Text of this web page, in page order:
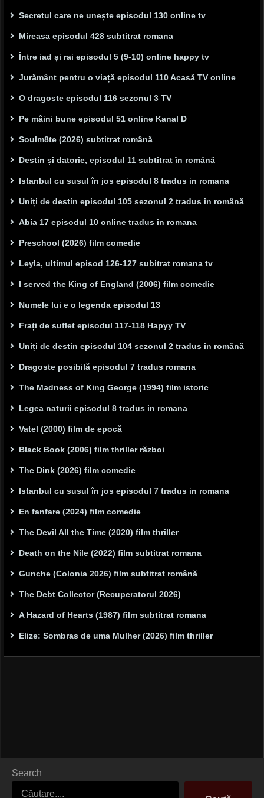
Secretul care ne unește episodul 130 online tv
Mireasa episodul 428 subtitrat romana
Între iad și rai episodul 5 (9-10) online happy tv
Jurământ pentru o viață episodul 110 Acasă TV online
O dragoste episodul 116 sezonul 3 TV
Pe mâini bune episodul 51 online Kanal D
Soulm8te (2026) subtitrat română
Destin și datorie, episodul 11 subtitrat în română
Istanbul cu susul în jos episodul 8 tradus in romana
Uniți de destin episodul 105 sezonul 2 tradus in română
Abia 17 episodul 10 online tradus in romana
Preschool (2026) film comedie
Leyla, ultimul episod 126-127 subitrat romana tv
I served the King of England (2006) film comedie
Numele lui e o legenda episodul 13
Frați de suflet episodul 117-118 Hapyy TV
Uniți de destin episodul 104 sezonul 2 tradus in română
Dragoste posibilă episodul 7 tradus romana
The Madness of King George (1994) film istoric
Legea naturii episodul 8 tradus in romana
Vatel (2000) film de epocă
Black Book (2006) film thriller război
The Dink (2026) film comedie
Istanbul cu susul în jos episodul 7 tradus in romana
En fanfare (2024) film comedie
The Devil All the Time (2020) film thriller
Death on the Nile (2022) film subtitrat romana
Gunche (Colonia 2026) film subtitrat română
The Debt Collector (Recuperatorul 2026)
A Hazard of Hearts (1987) film subtitrat romana
Elize: Sombras de uma Mulher (2026) film thriller
Search